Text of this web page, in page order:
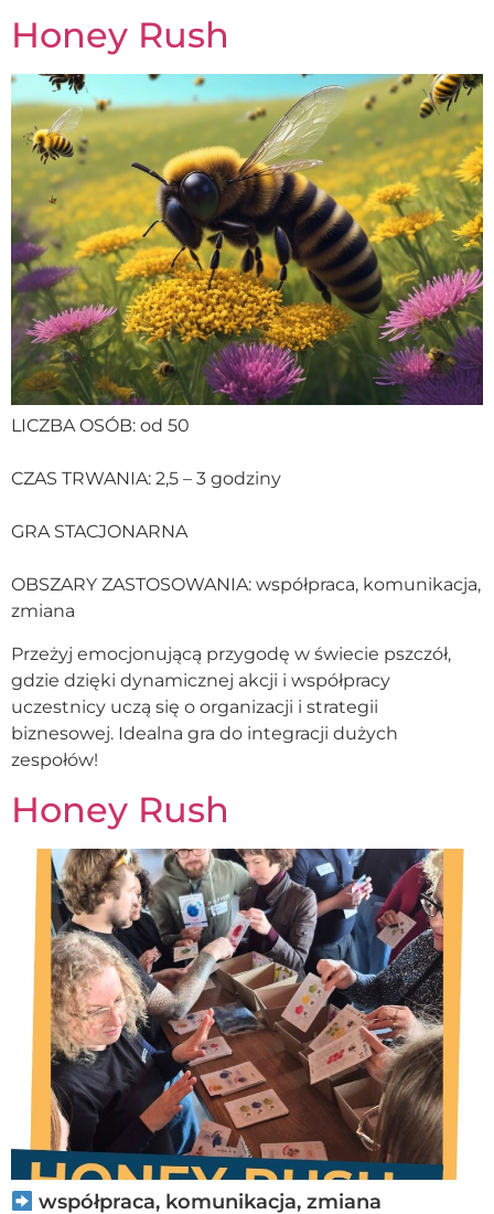
Honey Rush
LICZBA OSÓB: od 50
CZAS TRWANIA: 2,5 – 3 godziny
GRA STACJONARNA
OBSZARY ZASTOSOWANIA: współpraca, komunikacja,
zmiana
Przeżyj emocjonującą przygodę w świecie pszczół,
gdzie dzięki dynamicznej akcji i współpracy
uczestnicy uczą się o organizacji i strategii
biznesowej. Idealna gra do integracji dużych
zespołów!
Honey Rush
współpraca, komunikacja, zmiana